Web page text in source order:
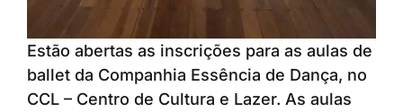
Estão abertas as inscrições para as aulas de
ballet da Companhia Essência de Dança, no
CCL – Centro de Cultura e Lazer. As aulas